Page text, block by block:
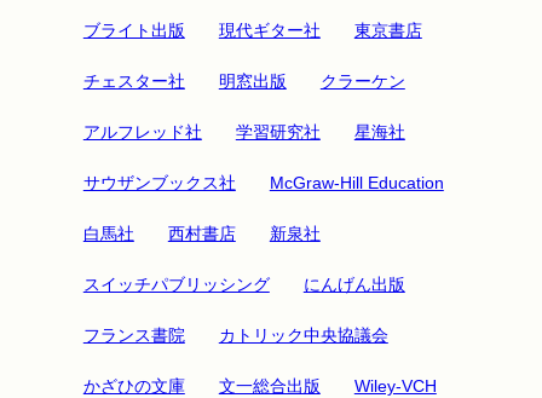
ブライト出版 現代ギター社 東京書店
チェスター社 明窓出版 クラーケン
アルフレッド社 学習研究社 星海社
サウザンブックス社 McGraw-Hill Education
白馬社 西村書店 新泉社
スイッチパブリッシング にんげん出版
フランス書院 カトリック中央協議会
かざひの文庫 文一総合出版 Wiley-VCH